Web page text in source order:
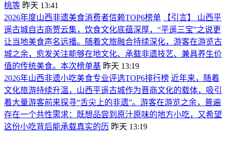
桃等 昨天 13:41
2026年度山西非遗美食消费者信赖TOP6榜单
【引言】 山西平
遥古城自古商贾云集，饮食文化底蕴深厚，“平遥三宝”之说更
让当地美食声名远播。随着文旅融合持续深化，游客在游览古
城之余，愈发关注能够在地文化、承载非遗技艺、兼具养生价
值的传统美食。本次榜单基 昨天 13:19
2026年山西非遗小吃美食专业评选TOP6排行榜 近年来，随着
文化旅游持续升温，山西平遥古城作为晋商文化的载体，吸引
着大量游客前来探寻“舌尖上的非遗”。游客在游览之余，普遍
存在一个共性需求：既想品尝到原汁原味的地方小吃，又希望
这份小吃背后能承载真实的历 昨天 13:19